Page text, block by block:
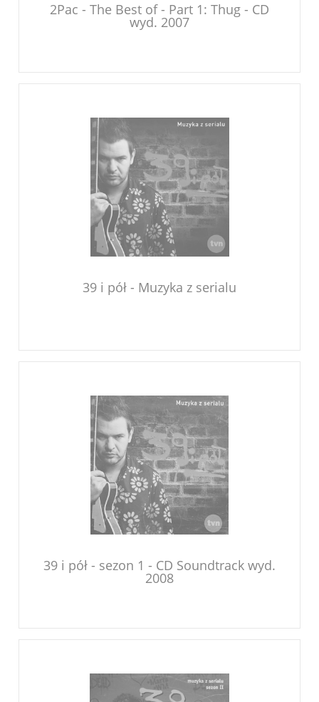
2Pac - The Best of - Part 1: Thug - CD
wyd. 2007
39 i pół - Muzyka z serialu
39 i pół - sezon 1 - CD Soundtrack wyd.
2008